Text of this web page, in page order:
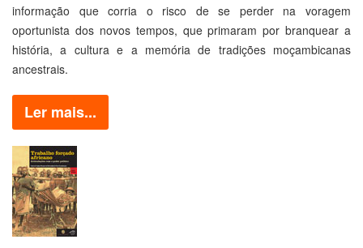
informação que corria o risco de se perder na voragem
oportunista dos novos tempos, que primaram por branquear a
história, a cultura e a memória de tradições moçambicanas
ancestrais.
Ler mais...